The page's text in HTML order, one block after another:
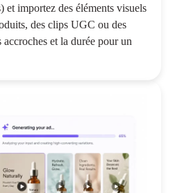
et importez des éléments visuels
des clips UGC ou des
et la durée pour un